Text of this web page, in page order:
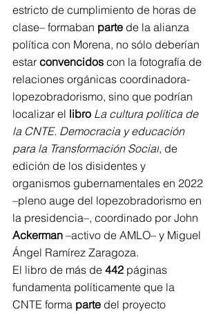
estricto de cumplimiento de horas de
clase– formaban parte de la alianza
política con Morena, no sólo deberían
estar convencidos con la fotografía de
relaciones orgánicas coordinadora-
lopezobradorismo, sino que podrían
localizar el libro La cultura política de
la CNTE. Democracia y educación
para la Transformación Social, de
edición de los disidentes y
organismos gubernamentales en 2022
–pleno auge del lopezobradorismo en
la presidencia–, coordinado por John
Ackerman –activo de AMLO– y Miguel
Ángel Ramírez Zaragoza.
El libro de más de 442 páginas
fundamenta políticamente que la
CNTE forma parte del proyecto